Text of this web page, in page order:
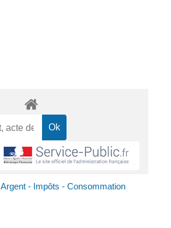
Argent - Impôts - Consommation